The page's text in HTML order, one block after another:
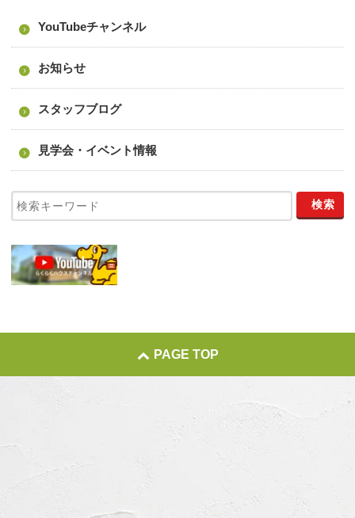
YouTubeチャンネル
お知らせ
スタッフブログ
見学会・イベント情報
PAGE TOP